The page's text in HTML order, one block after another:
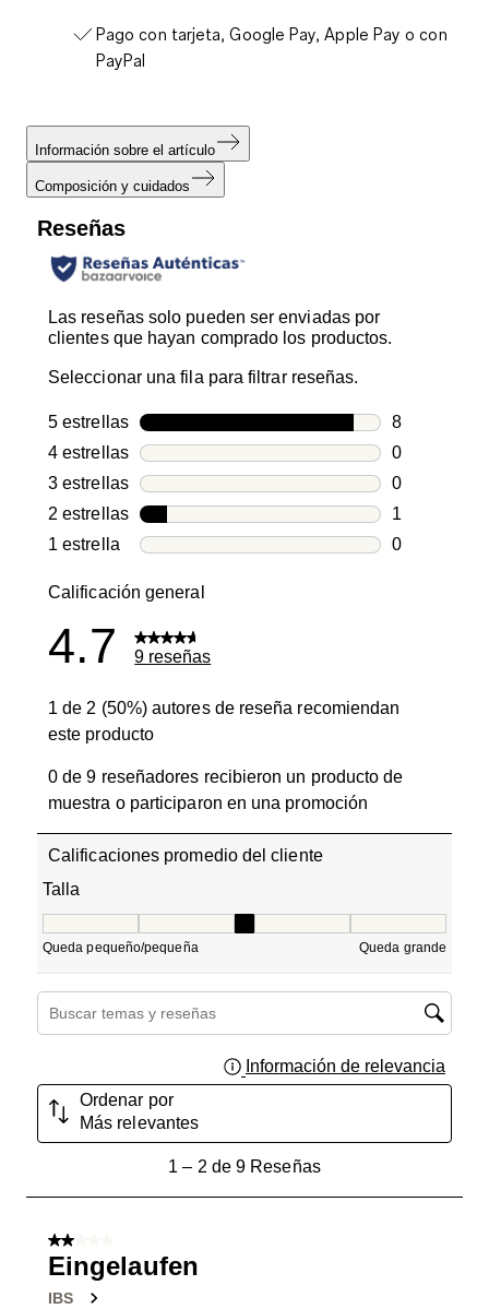
Pago con tarjeta, Google Pay, Apple Pay o con
PayPal
Información sobre el artículo
Composición y cuidados
Reseñas
Las reseñas solo pueden ser enviadas por
clientes que hayan comprado los productos.
Seleccionar una fila para filtrar reseñas.
5 estrellasestrellas
8
8 reseñas
4 estrellasestrellas
0
0 reseñas
3 estrellasestrellas
0
0 reseñas
2 estrellasestrellas
1
1 reseña
1 estrellaestrellas
0
Calificación general
4.7 9 reseñas
1 de 2 (50%) autores de reseña recomiendan
este producto
0 de 9 reseñadores recibieron un producto de
muestra o participaron en una promoción
Calificaciones promedio del cliente
Talla
Queda pequeño/pequeña Queda grande
Región de búsqueda de temas y reseñas
Información de relevancia
Ordenar por
Más relevantes
Reseñas.
1 – 2 de 9 Reseñas
2 de 5 estrellas.
Eingelaufen
IBS